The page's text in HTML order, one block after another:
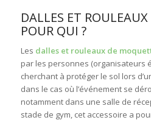
DALLES ET
POUR QUI ?
Les dalles et rouleaux de
par les personnes (organisateurs
cherchant à protéger le sol lors
dans le cas où l’événement se
notamment dans une salle de
stade de gym, cet accessoire a